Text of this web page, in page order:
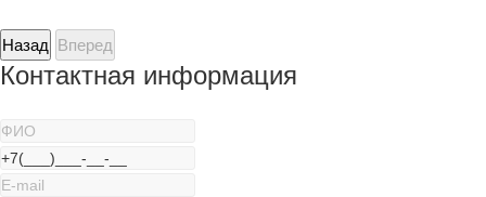
Назад Вперед
Контактная информация